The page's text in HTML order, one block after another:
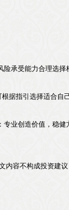
承受能力合理选择
据指引选择适合自
业创造价值，稳健
容不构成投资建